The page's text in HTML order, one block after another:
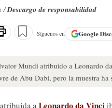
/Descargo de responsabilidad
Síguenos en Google
Mundi atribuido a Leonardo
de Abu Dabi, pero la muestra ha
aLeonardo da Vinci